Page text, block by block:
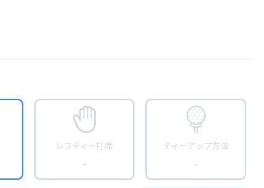
レフティー打席
-
ティーアップ方法
-